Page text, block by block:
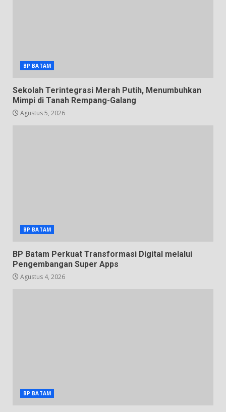
BP BATAM
Sekolah Terintegrasi Merah Putih, Menumbuhkan
Mimpi di Tanah Rempang-Galang
Agustus 5, 2026
BP BATAM
BP Batam Perkuat Transformasi Digital melalui
Pengembangan Super Apps
Agustus 4, 2026
BP BATAM